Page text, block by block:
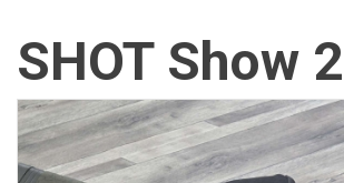
SHOT Show